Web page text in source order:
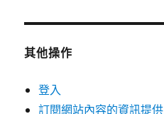
其他操作
登入
訂閱網站內容的資訊提供